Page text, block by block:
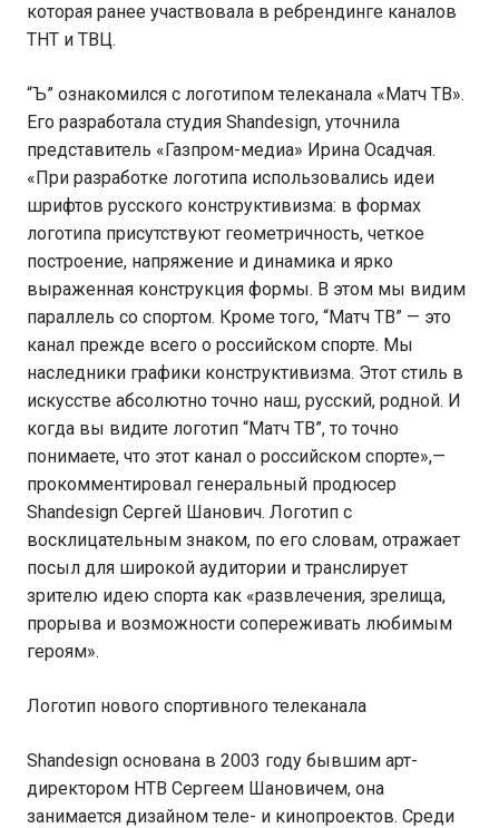
которая ранее участвовала в ребрендинге каналов
ТНТ и ТВЦ.
“Ъ” ознакомился с логотипом телеканала «Матч ТВ».
Его разработала студия Shandesign, уточнила
представитель «Газпром-медиа» Ирина Осадчая.
«При разработке логотипа использовались идеи
шрифтов русского конструктивизма: в формах
логотипа присутствуют геометричность, четкое
построение, напряжение и динамика и ярко
выраженная конструкция формы. В этом мы видим
параллель со спортом. Кроме того, “Матч ТВ” — это
канал прежде всего о российском спорте. Мы
наследники графики конструктивизма. Этот стиль в
искусстве абсолютно точно наш, русский, родной. И
когда вы видите логотип “Матч ТВ”, то точно
понимаете, что этот канал о российском спорте»,—
прокомментировал генеральный продюсер
Shandesign Сергей Шанович. Логотип с
восклицательным знаком, по его словам, отражает
посыл для широкой аудитории и транслирует
зрителю идею спорта как «развлечения, зрелища,
прорыва и возможности сопереживать любимым
героям».
Логотип нового спортивного телеканала
Shandesign основана в 2003 году бывшим арт-
директором НТВ Сергеем Шановичем, она
занимается дизайном теле- и кинопроектов. Среди